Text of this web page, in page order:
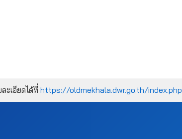
ะเอียดได้ที่ https://oldmekhala.dwr.go.th/index.php